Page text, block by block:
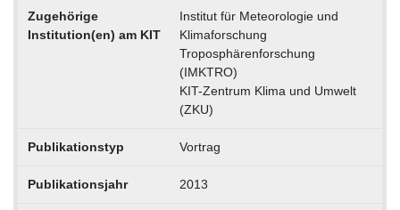
Zugehörige
Institution(en) am KIT
Institut für Meteorologie und
Klimaforschung
Troposphärenforschung
(IMKTRO)
KIT-Zentrum Klima und Umwelt
(ZKU)
Publikationstyp Vortrag
Publikationsjahr 2013